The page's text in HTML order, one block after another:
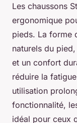
Les chaussons
ergonomique
pieds. La forme
naturels du
et un confort
réduire la
utilisation
fonctionnalité,
idéal pour ceux